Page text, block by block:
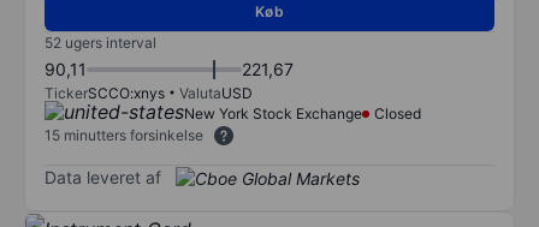
Køb
52 ugers interval
90,11 221,67
TickerSCCO:xnys ValutaUSD
New York Stock Exchange
Closed
15 minutters forsinkelse
Data leveret af